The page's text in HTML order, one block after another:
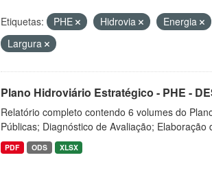
Etiquetas: PHE Hidrovia Energia
Largura
Plano Hidroviário Estratégico - PHE -
Relatório completo contendo 6 volumes do
Públicas; Diagnóstico de Avaliação; Elaboração
PDF ODS XLSX